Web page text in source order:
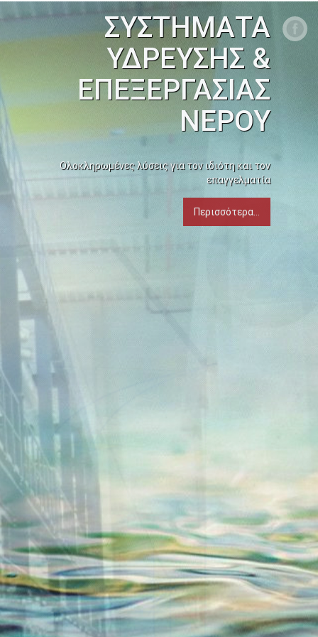
ΣΥΣΤΗΜΑΤΑ
ΥΔΡΕΥΣΗΣ &
ΕΠΕΞΕΡΓΑΣΙΑΣ
ΝΕΡΟΥ
Ολοκληρωμένες λύσεις για τον ιδιότη και τον
επαγγελματία
Περισσότερα...